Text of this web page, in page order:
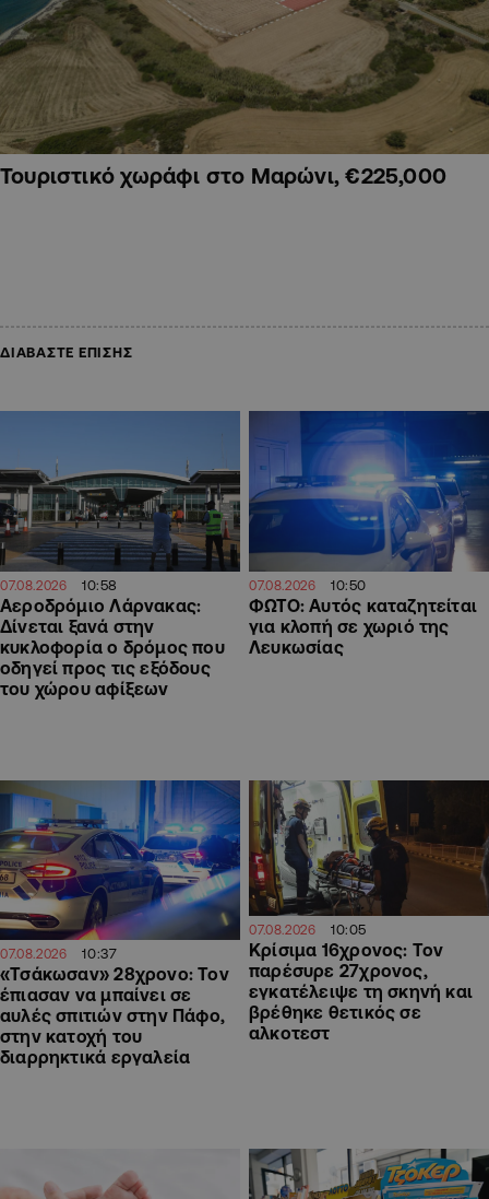
Τουριστικό χωράφι στο Μαρώνι, €225,000
ΔΙΑΒΑΣΤΕ ΕΠΙΣΗΣ
07.08.2026 10:58
Αεροδρόμιο Λάρνακας:
Δίνεται ξανά στην
κυκλοφορία ο δρόμος που
οδηγεί προς τις εξόδους
του χώρου αφίξεων
07.08.2026 10:50
ΦΩΤΟ: Αυτός καταζητείται
για κλοπή σε χωριό της
Λευκωσίας
07.08.2026 10:37
«Τσάκωσαν» 28χρονο: Τον
έπιασαν να μπαίνει σε
αυλές σπιτιών στην Πάφο,
στην κατοχή του
διαρρηκτικά εργαλεία
07.08.2026 10:05
Κρίσιμα 16χρονος: Τον
παρέσυρε 27χρονος,
εγκατέλειψε τη σκηνή και
βρέθηκε θετικός σε
αλκοτεστ